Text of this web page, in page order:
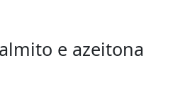
e azeitona